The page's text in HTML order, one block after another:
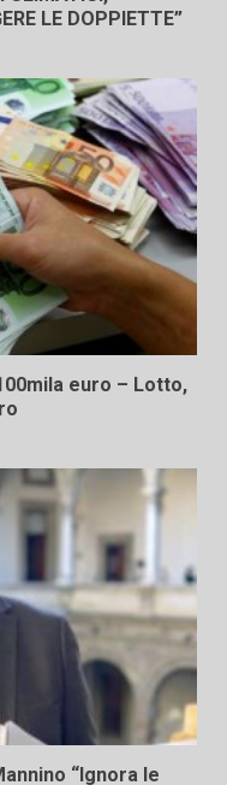
LE DOPPIETTE”
euro – Lotto,
“Ignora le